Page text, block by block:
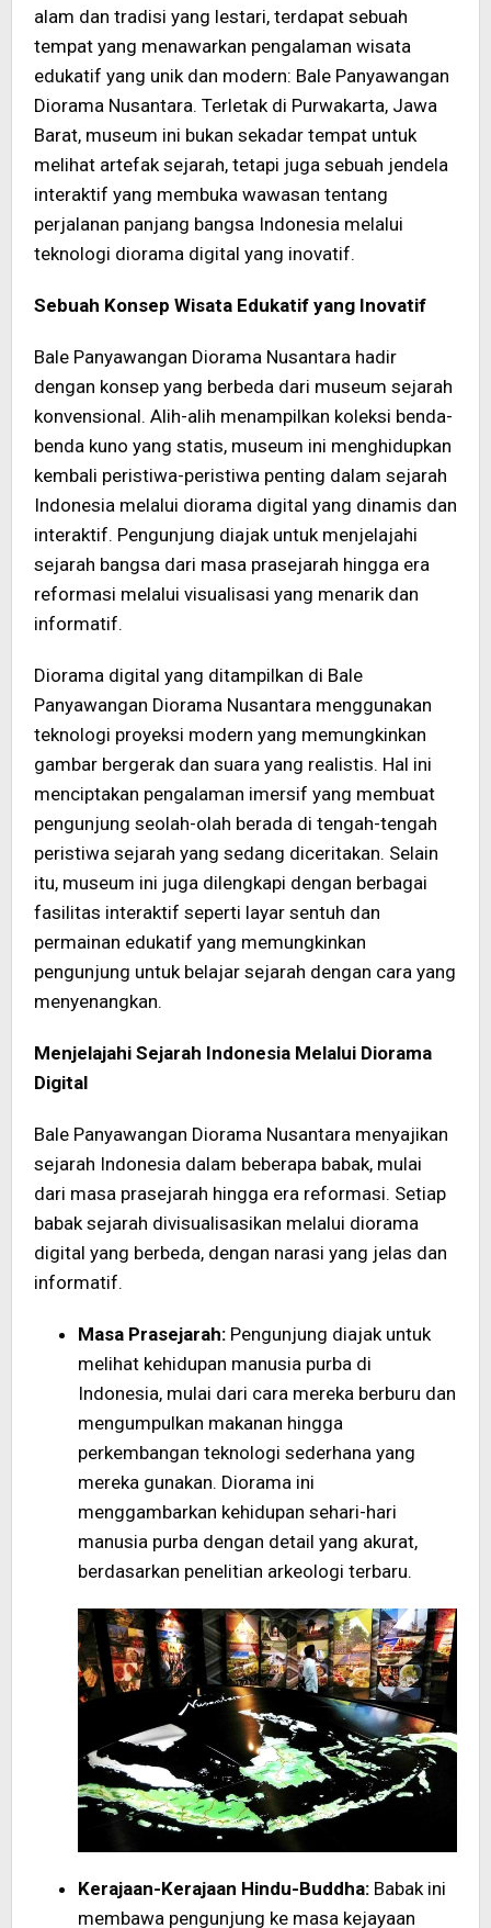
alam dan tradisi yang lestari, terdapat sebuah
tempat yang menawarkan pengalaman wisata
edukatif yang unik dan modern: Bale Panyawangan
Diorama Nusantara. Terletak di Purwakarta, Jawa
Barat, museum ini bukan sekadar tempat untuk
melihat artefak sejarah, tetapi juga sebuah jendela
interaktif yang membuka wawasan tentang
perjalanan panjang bangsa Indonesia melalui
teknologi diorama digital yang inovatif.
Sebuah Konsep Wisata Edukatif yang Inovatif
Bale Panyawangan Diorama Nusantara hadir
dengan konsep yang berbeda dari museum sejarah
konvensional. Alih-alih menampilkan koleksi benda-
benda kuno yang statis, museum ini menghidupkan
kembali peristiwa-peristiwa penting dalam sejarah
Indonesia melalui diorama digital yang dinamis dan
interaktif. Pengunjung diajak untuk menjelajahi
sejarah bangsa dari masa prasejarah hingga era
reformasi melalui visualisasi yang menarik dan
informatif.
Diorama digital yang ditampilkan di Bale
Panyawangan Diorama Nusantara menggunakan
teknologi proyeksi modern yang memungkinkan
gambar bergerak dan suara yang realistis. Hal ini
menciptakan pengalaman imersif yang membuat
pengunjung seolah-olah berada di tengah-tengah
peristiwa sejarah yang sedang diceritakan. Selain
itu, museum ini juga dilengkapi dengan berbagai
fasilitas interaktif seperti layar sentuh dan
permainan edukatif yang memungkinkan
pengunjung untuk belajar sejarah dengan cara yang
menyenangkan.
Menjelajahi Sejarah Indonesia Melalui Diorama
Digital
Bale Panyawangan Diorama Nusantara menyajikan
sejarah Indonesia dalam beberapa babak, mulai
dari masa prasejarah hingga era reformasi. Setiap
babak sejarah divisualisasikan melalui diorama
digital yang berbeda, dengan narasi yang jelas dan
informatif.
Masa Prasejarah: Pengunjung diajak untuk
melihat kehidupan manusia purba di
Indonesia, mulai dari cara mereka berburu dan
mengumpulkan makanan hingga
perkembangan teknologi sederhana yang
mereka gunakan. Diorama ini
menggambarkan kehidupan sehari-hari
manusia purba dengan detail yang akurat,
berdasarkan penelitian arkeologi terbaru.
Kerajaan-Kerajaan Hindu-Buddha: Babak ini
membawa pengunjung ke masa kejayaan